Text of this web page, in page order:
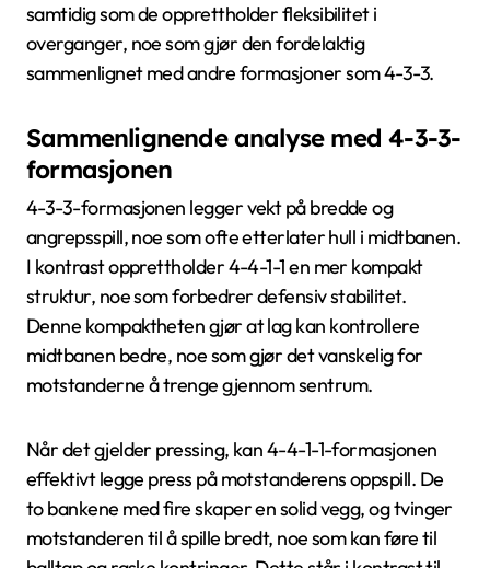
samtidig som de opprettholder fleksibilitet i
overganger, noe som gjør den fordelaktig
sammenlignet med andre formasjoner som 4-3-3.
Sammenlignende analyse med 4-3-3-
formasjonen
4-3-3-formasjonen legger vekt på bredde og
angrepsspill, noe som ofte etterlater hull i midtbanen.
I kontrast opprettholder 4-4-1-1 en mer kompakt
struktur, noe som forbedrer defensiv stabilitet.
Denne kompaktheten gjør at lag kan kontrollere
midtbanen bedre, noe som gjør det vanskelig for
motstanderne å trenge gjennom sentrum.
Når det gjelder pressing, kan 4-4-1-1-formasjonen
effektivt legge press på motstanderens oppspill. De
to bankene med fire skaper en solid vegg, og tvinger
motstanderen til å spille bredt, noe som kan føre til